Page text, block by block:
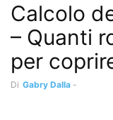
Calcolo
– Quanti
per
Di Gabry Dalla -